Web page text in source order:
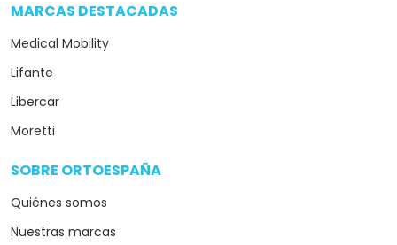
MARCAS DESTACADAS
Medical Mobility
Lifante
Libercar
Moretti
SOBRE ORTOESPAÑA
Quiénes somos
Nuestras marcas